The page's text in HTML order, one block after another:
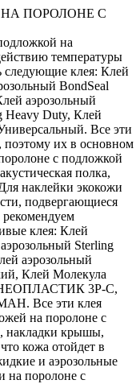
ПОРОЛОНЕ С
на
температуры
следующие клея: Клей
BondSeal
аэрозольный
Heavy Duty, Клей
Все эти
поэтому их в основном
с подложкой
полка,
наклейки экокожи
подвергающиеся
клея: Клей
Sterling
аэрозольный
Клей Молекула
НЕОПЛАСТИК 3P-C,
Все эти клея
на поролоне с
накладки крышы,
кожа отойдет в
и аэрозольные
на поролоне с